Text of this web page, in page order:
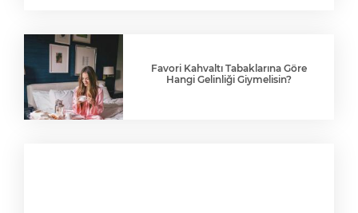
Favori Kahvaltı Tabaklarına Göre
Hangi Gelinliği Giymelisin?